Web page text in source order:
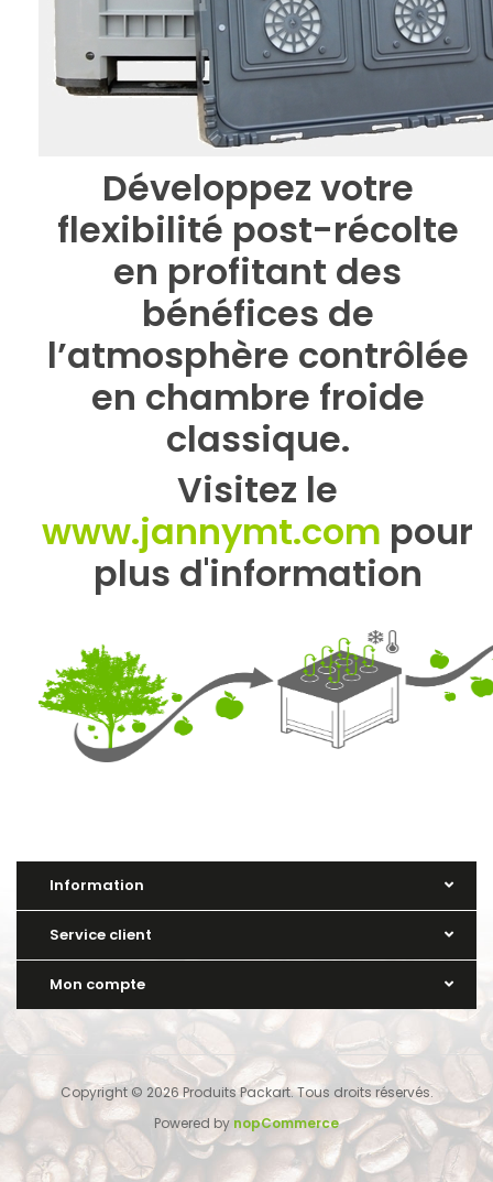
Développez votre
flexibilité post-récolte
en profitant des
bénéfices de
l’atmosphère contrôlée
en chambre froide
classique.
Visitez le
www.jannymt.com pour
plus d'information
Information
Service client
Mon compte
Copyright © 2026 Produits Packart. Tous droits réservés.
Powered by nopCommerce